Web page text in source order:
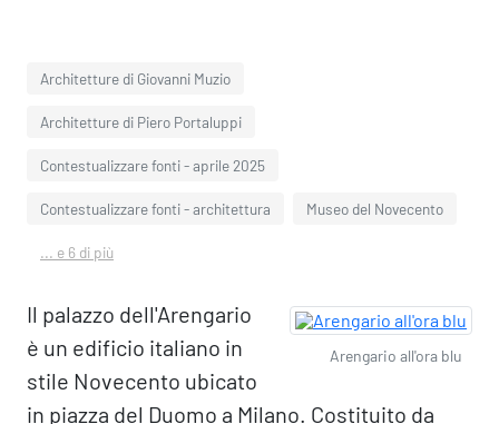
Architetture di Giovanni Muzio
Architetture di Piero Portaluppi
Contestualizzare fonti - aprile 2025
Contestualizzare fonti - architettura Museo del Novecento
... e 6 di più
Arengario all'ora blu
Il palazzo dell'Arengario
è un edificio italiano in
stile Novecento ubicato
in piazza del Duomo a Milano. Costituito da